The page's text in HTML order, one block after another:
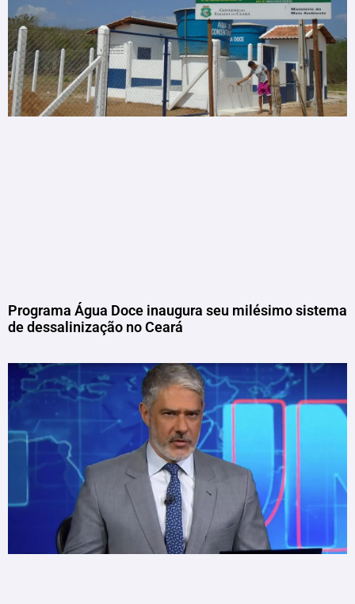
Programa Água Doce inaugura seu milésimo sistema
de dessalinização no Ceará